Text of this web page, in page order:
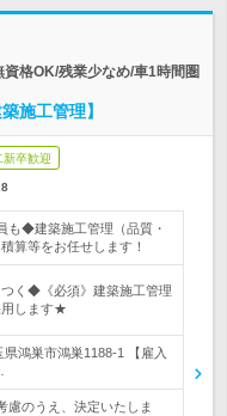
格OK/残業少なめ/車1時間圏
施工管理】
新卒歓迎
も◆建築施工管理（品質・
算等をお任せします！
く◆《必須》建築施工管理
します★
県鴻巣市鴻巣1188-1 【雇入
のうえ、決定いたしま